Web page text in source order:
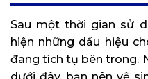
Sau một thời gian sử
hiện những dấu hiệu
đang tích tụ bên trong.